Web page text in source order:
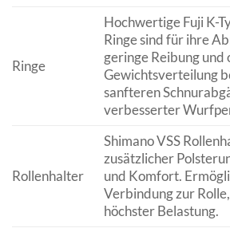
Ringe
Hochwertige Fuji K-
Ringe sind für ihre
geringe Reibung und
Gewichtsverteilung
sanfteren
verbesserter
Rollenhalter
Shimano VSS
zusätzlicher
und Komfort.
Verbindung zur
höchster Belastung.